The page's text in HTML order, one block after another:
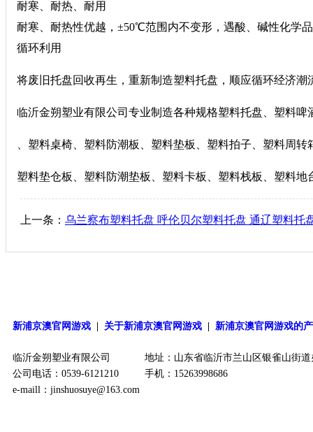
耐寒、耐热、耐用
耐寒、耐热性优越，±50℃范围内不变形，遇酸、碱性化学
循环利用
将废旧托盘回收再生，重新制造塑料托盘，顺应循环经济潮
临沂金朔塑业有限公司专业制造各种规格塑料托盘、塑料啤
、塑料桌椅、塑料防潮板、塑料垫板、塑料拍子、塑料周
塑料垫仓板、塑料防潮垫板、塑料卡板、塑料栈板、塑料地
上一条： 乌兰察布塑料托盘 呼伦贝尔塑料托盘 通辽塑料托
新浦京澳官网游戏 关于新浦京澳官网游戏 新浦京澳官网游戏的
临沂金朔塑业有限公司
地址：山东省临沂市兰山区银雀山街
公司电话：0539-6121210
手机：15263998686
e-maill： jinshuosuye@163.com